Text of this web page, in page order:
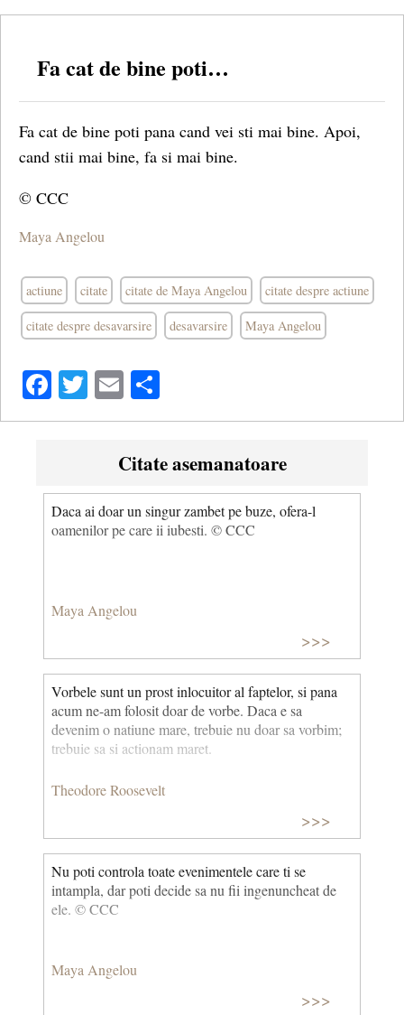
Fa cat de bine poti…
Fa cat de bine poti pana cand vei sti mai bine. Apoi,
cand stii mai bine, fa si mai bine.
© CCC
Maya Angelou
actiune citate citate de Maya Angelou citate despre actiune
citate despre desavarsire desavarsire Maya Angelou
Facebook
Twitter
Email
Citate asemanatoare
Daca ai doar un singur zambet pe buze, ofera-l
oamenilor pe care ii iubesti. © CCC
Maya Angelou
>>>
Vorbele sunt un prost inlocuitor al faptelor, si pana
acum ne-am folosit doar de vorbe. Daca e sa
devenim o natiune mare, trebuie nu doar sa vorbim;
trebuie sa si actionam maret.
Theodore Roosevelt
>>>
Nu poti controla toate evenimentele care ti se
intampla, dar poti decide sa nu fii ingenuncheat de
ele. © CCC
Maya Angelou
>>>